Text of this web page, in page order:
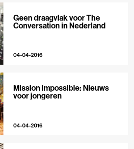
Geen draagvlak voor The
Conversation in Nederland
04-04-2016
Mission impossible: Nieuws
voor jongeren
04-04-2016